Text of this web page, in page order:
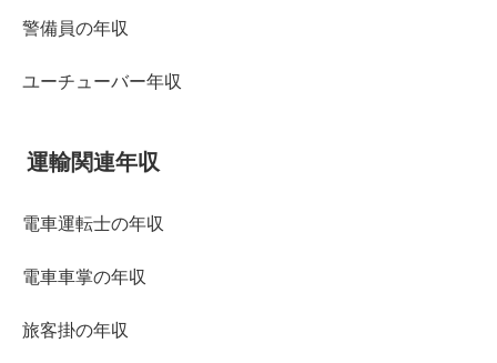
警備員の年収
ユーチューバー年収
運輸関連年収
電車運転士の年収
電車車掌の年収
旅客掛の年収